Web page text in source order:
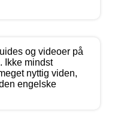
og videoer på
Ikke mindst
nyttig viden,
engelske